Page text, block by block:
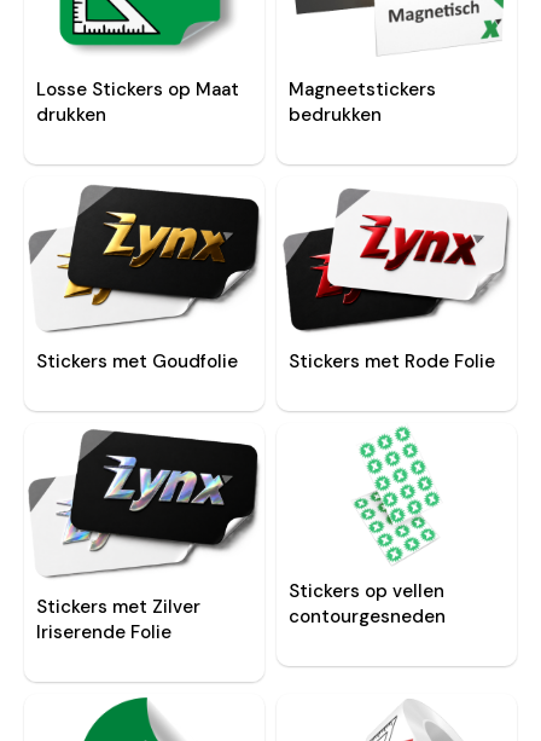
Losse Stickers op Maat
drukken
Magneetstickers
bedrukken
Stickers met Goudfolie Stickers met Rode Folie
Stickers met Zilver
Iriserende Folie
Stickers op vellen
contourgesneden